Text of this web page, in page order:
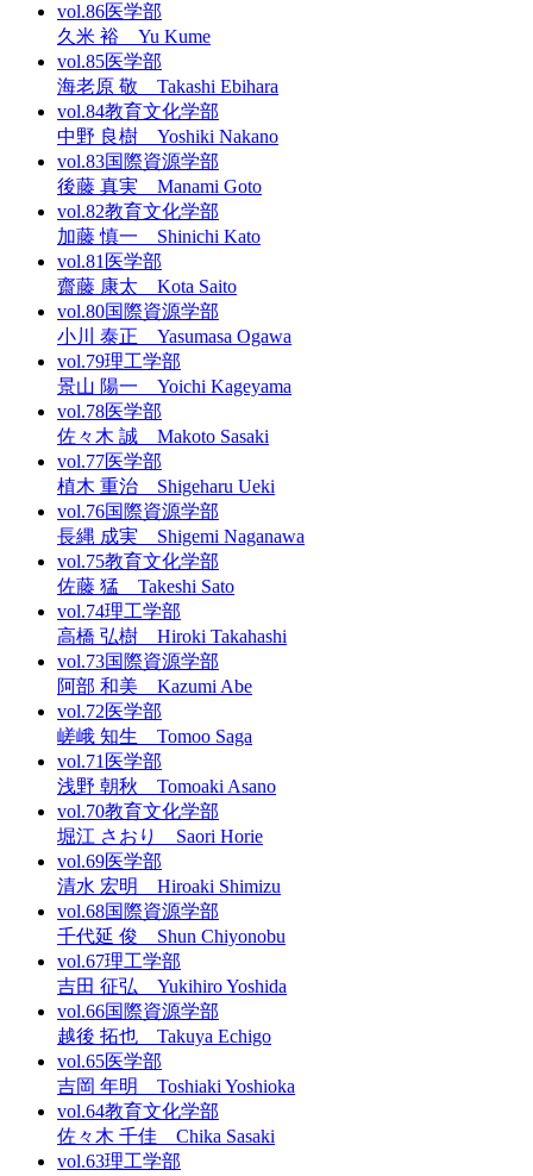
vol.86医学部
久米 裕 Yu Kume
vol.85医学部
海老原 敬 Takashi Ebihara
vol.84教育文化学部
中野 良樹 Yoshiki Nakano
vol.83国際資源学部
後藤 真実 Manami Goto
vol.82教育文化学部
加藤 慎一 Shinichi Kato
vol.81医学部
齋藤 康太 Kota Saito
vol.80国際資源学部
小川 泰正 Yasumasa Ogawa
vol.79理工学部
景山 陽一 Yoichi Kageyama
vol.78医学部
佐々木 誠 Makoto Sasaki
vol.77医学部
植木 重治 Shigeharu Ueki
vol.76国際資源学部
長縄 成実 Shigemi Naganawa
vol.75教育文化学部
佐藤 猛 Takeshi Sato
vol.74理工学部
高橋 弘樹 Hiroki Takahashi
vol.73国際資源学部
阿部 和美 Kazumi Abe
vol.72医学部
嵯峨 知生 Tomoo Saga
vol.71医学部
浅野 朝秋 Tomoaki Asano
vol.70教育文化学部
堀江 さおり Saori Horie
vol.69医学部
清水 宏明 Hiroaki Shimizu
vol.68国際資源学部
千代延 俊 Shun Chiyonobu
vol.67理工学部
吉田 征弘 Yukihiro Yoshida
vol.66国際資源学部
越後 拓也 Takuya Echigo
vol.65医学部
吉岡 年明 Toshiaki Yoshioka
vol.64教育文化学部
佐々木 千佳 Chika Sasaki
vol.63理工学部